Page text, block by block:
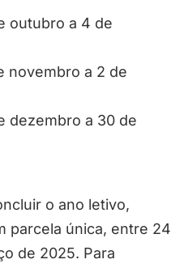
outubro a 4 de
novembro a 2 de
dezembro a 30 de
o ano letivo,
parcela única, entre 24
de 2025. Para